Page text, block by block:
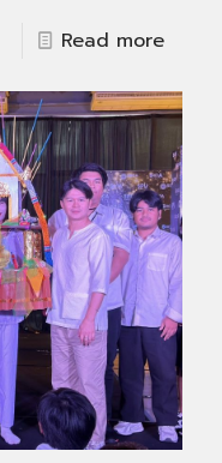
Read more